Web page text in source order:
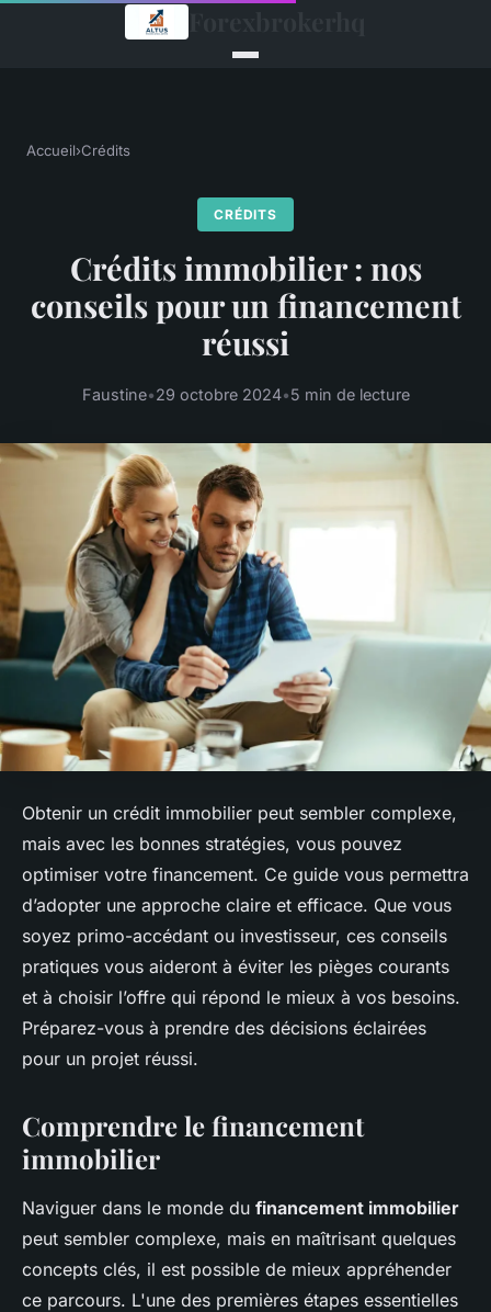
Accueil›Crédits
CRÉDITS
Crédits immobilier : nos
conseils pour un financement
réussi
Faustine•29 octobre 2024•5 min de lecture
Obtenir un crédit immobilier peut sembler complexe,
mais avec les bonnes stratégies, vous pouvez
optimiser votre financement. Ce guide vous permettra
d’adopter une approche claire et efficace. Que vous
soyez primo-accédant ou investisseur, ces conseils
pratiques vous aideront à éviter les pièges courants
et à choisir l’offre qui répond le mieux à vos besoins.
Préparez-vous à prendre des décisions éclairées
pour un projet réussi.
Comprendre le financement
immobilier
Naviguer dans le monde du financement immobilier
peut sembler complexe, mais en maîtrisant quelques
concepts clés, il est possible de mieux appréhender
ce parcours. L'une des premières étapes essentielles